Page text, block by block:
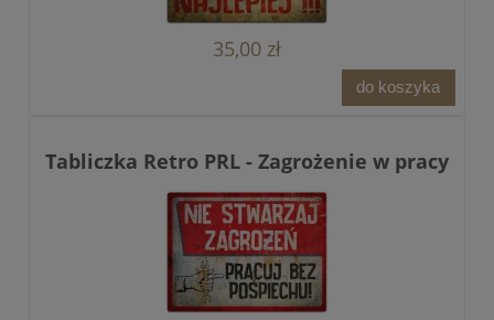
35,00 zł
do koszyka
Tabliczka Retro PRL - Zagrożenie w pracy